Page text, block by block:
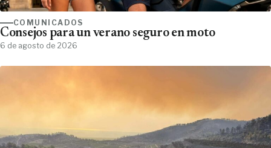
COMUNICADOS
Consejos para un verano seguro en moto
6 de agosto de 2026